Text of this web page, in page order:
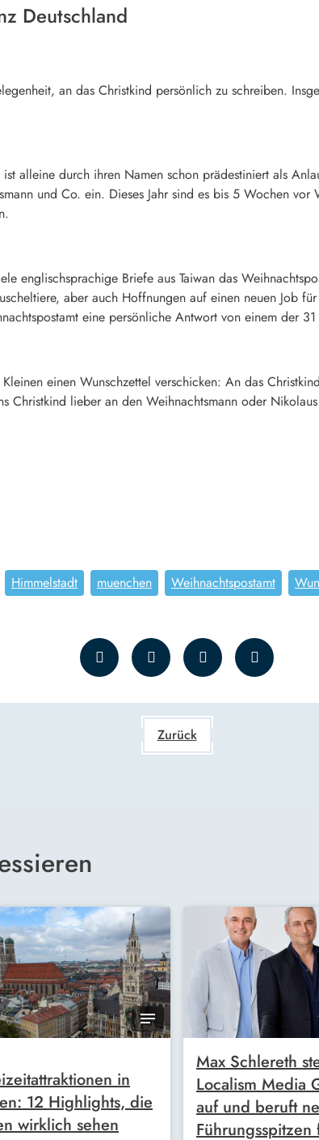
Deutschland
an das Christkind persönlich zu schreiben.
alleine durch ihren Namen schon prädestiniert als
und Co. ein. Dieses Jahr sind es bis 5 Wochen
englischsprachige Briefe aus Taiwan das
aber auch Hoffnungen auf einen neuen Job
eine persönliche Antwort von einem der
einen Wunschzettel verschicken: An das Christkind
Christkind lieber an den Weihnachtsmann oder
Himmelstadt muenchen Weihnachtspostamt
Zurück
in
12 Highlights, die
wirklich sehen
Max Schlereth
Localism Media
auf und beruft
Führungsspitzen